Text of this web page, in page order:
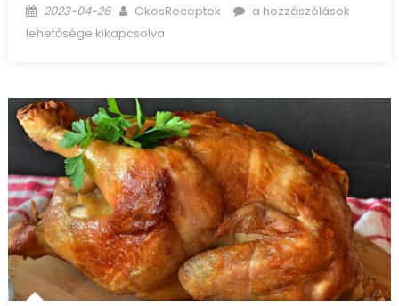
Posted
on
2023-04-26 Author
OkosReceptek
Gyros
otthon
fogod
készíteni!
bejegyzéshez
a hozzászólások
lehetősége kikapcsolva